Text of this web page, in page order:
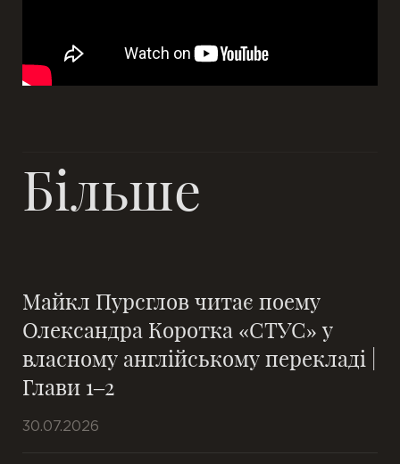
Більше
Майкл Пурсглов читає поему
Олександра Коротка «СТУС» у
власному англійському перекладі |
Глави 1–2
30.07.2026